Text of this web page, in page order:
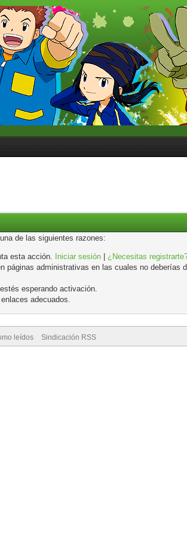
de las siguientes razones:
esta acción. Iniciar sesión |¿Necesitas
páginas administrativas en las cuales no
esperando activación.
adecuados.
leídos Sindicación RSS